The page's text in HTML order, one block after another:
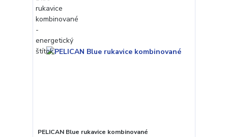
PELICAN Blue rukavice kombinované